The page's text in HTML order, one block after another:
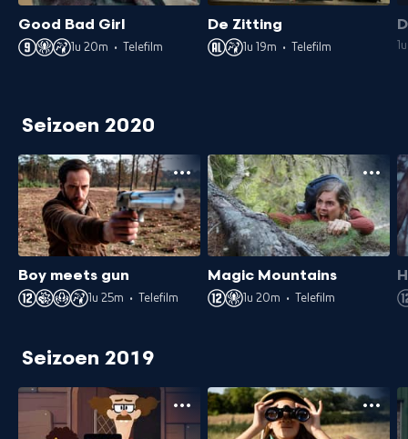
Good Bad Girl
1u 20m • Telefilm
De Zitting
1u 19m • Telefilm
Seizoen 2020
Boy meets gun
1u 25m • Telefilm
Magic Mountains
1u 20m • Telefilm
Seizoen 2019